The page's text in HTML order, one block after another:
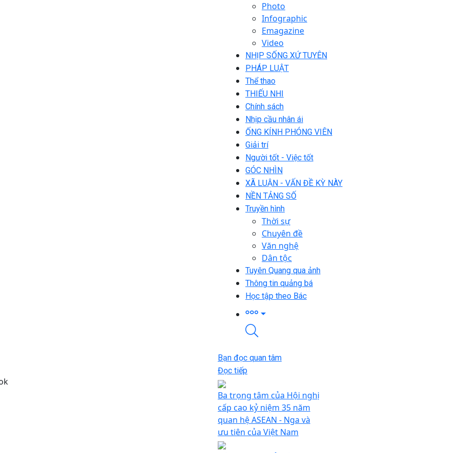
Photo
Infographic
Emagazine
Video
NHỊP SỐNG XỨ TUYÊN
PHÁP LUẬT
Thể thao
THIẾU NHI
Chính sách
Nhịp cầu nhân ái
ỐNG KÍNH PHÓNG VIÊN
Giải trí
Người tốt - Việc tốt
GÓC NHÌN
XÃ LUẬN - VẤN ĐỀ KỲ NÀY
NỀN TẢNG SỐ
Truyền hình
Thời sự
Chuyên đề
Văn nghệ
Dân tộc
Tuyên Quang qua ảnh
Thông tin quảng bá
Học tập theo Bác
Bạn đọc quan tâm
Đọc tiếp
Ba trọng tâm của Hội nghị
cấp cao kỷ niệm 35 năm
quan hệ ASEAN - Nga và
ưu tiên của Việt Nam